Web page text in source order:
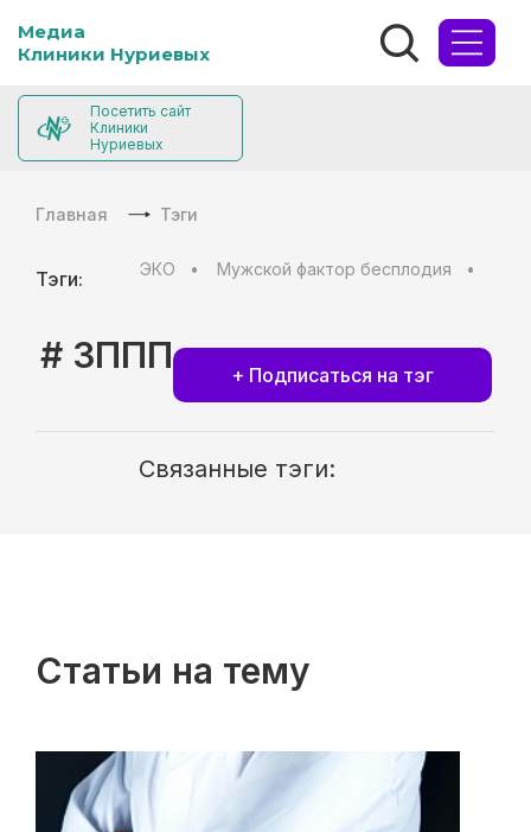
Медиа
Клиники Нуриевых
Посетить сайт
Клиники
Нуриевых
Главная Тэги
Тэги: ЭКО Мужской фактор бесплодия
# ЗППП + Подписаться на тэг
Связанные тэги:
Статьи на тему